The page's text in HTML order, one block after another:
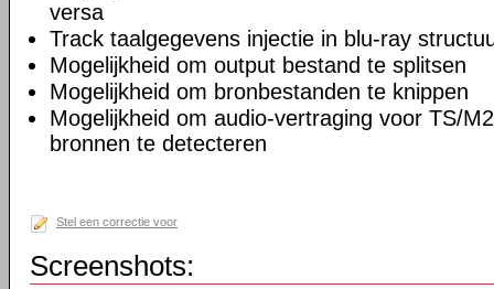
versa
Track taalgegevens injectie in blu-ray
Mogelijkheid om output bestand te splitsen
Mogelijkheid om bronbestanden te knippen
Mogelijkheid om audio-vertraging voor TS/
bronnen te detecteren
Stel een correctie voor
Screenshots: